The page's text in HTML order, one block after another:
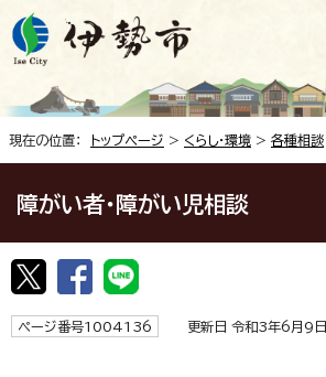
現在の位置： トップページ > くらし・環境 > 各種相談
障がい者・障がい児相談
ページ番号1004136 更新日 令和3年6月9日